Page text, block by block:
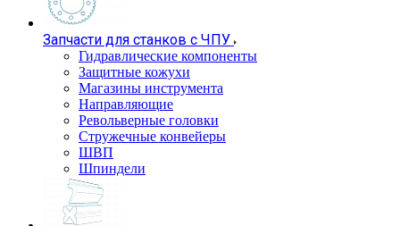
Запчасти для станков с ЧПУ
Гидравлические компоненты
Защитные кожухи
Магазины инструмента
Направляющие
Револьверные головки
Стружечные конвейеры
ШВП
Шпиндели